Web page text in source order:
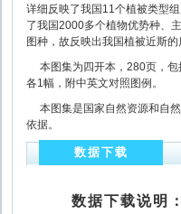
详细反映了我国11个植被类型
了我国2000多个植物优势种、
图种，故反映出我国植被近斯
本图集为四开本，280页，包
各1幅，附中英文对照图例。
本图集是国家自然资源和自然
依据。
数据下载
数据下载说明